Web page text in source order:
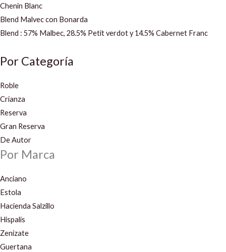
Chenin Blanc
Blend Malvec con Bonarda
Blend : 57% Malbec, 28.5% Petit verdot y 14.5% Cabernet Franc
Por Categoría
Roble
Crianza
Reserva
Gran Reserva
De Autor
Por Marca
Anciano
Estola
Hacienda Salzillo
Hispalis
Zenizate
Guertana